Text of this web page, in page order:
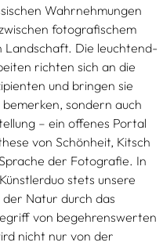
Wahrnehmungen
fotografischem
Landschaft. Die leuchtend-
richten sich an die
und bringen sie
sondern auch
– ein offenes Portal
von Schönheit, Kitsch
der Fotografie. In
stets unsere
Natur durch das
von begehrenswerten
nicht nur von der